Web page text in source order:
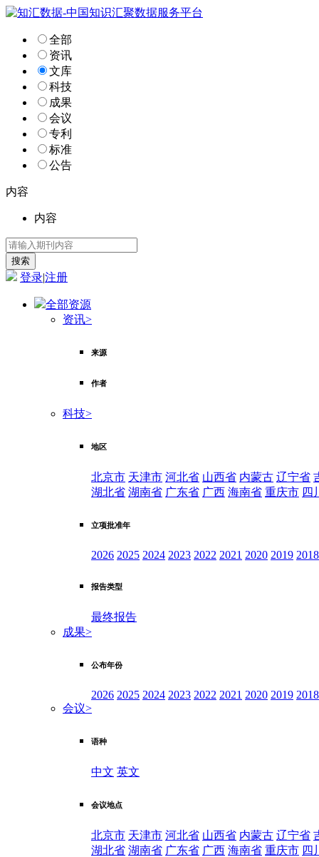
全部
资讯
文库
科技
成果
会议
专利
标准
公告
内容
内容
登录|注册
全部资源
资讯>
来源
作者
科技>
地区
北京市 天津市 河北省 山西省 内蒙古 辽宁省
湖北省 湖南省 广东省 广西 海南省 重庆市 四
立项批准年
2026 2025 2024 2023 2022 2021 2020 2019 2018
报告类型
最终报告
成果>
公布年份
2026 2025 2024 2023 2022 2021 2020 2019 2018
会议>
语种
中文 英文
会议地点
北京市 天津市 河北省 山西省 内蒙古 辽宁省
湖北省 湖南省 广东省 广西 海南省 重庆市 四